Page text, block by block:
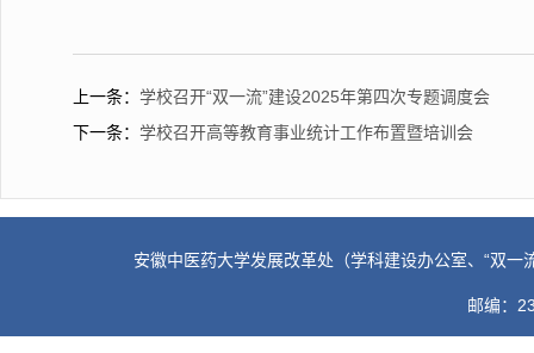
上一条： 学校召开“双一流”建设2025年第四次专题调度会
下一条： 学校召开高等教育事业统计工作布置暨培训会
安徽中医药大学发展改革处（学科建设办公室、“双
邮编：